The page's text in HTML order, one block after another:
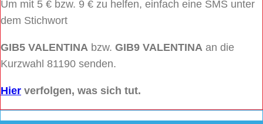
Um mit 5 € bzw. 9 € zu helfen, einfach eine SMS unter
dem Stichwort
GIB5 VALENTINA bzw. GIB9 VALENTINA an die
Kurzwahl 81190 senden.
Hier verfolgen, was sich tut.